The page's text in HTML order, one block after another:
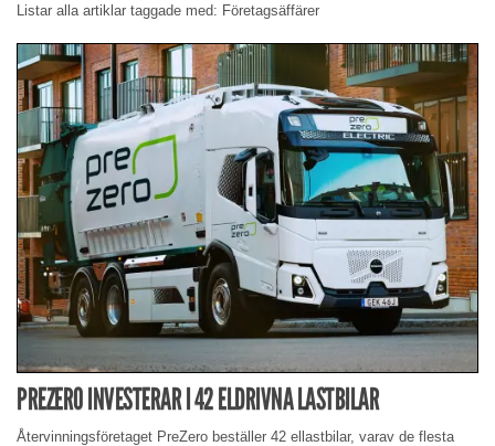
Listar alla artiklar taggade med: Företagsäffärer
PREZERO INVESTERAR I 42 ELDRIVNA LASTBILAR
Återvinningsföretaget PreZero beställer 42 ellastbilar, varav de flesta